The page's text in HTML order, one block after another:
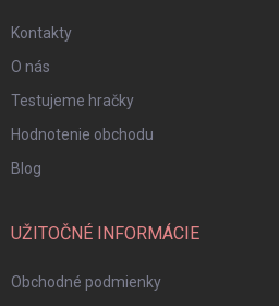
Kontakty
O nás
Testujeme hračky
Hodnotenie obchodu
Blog
UŽITOČNÉ INFORMÁCIE
Obchodné podmienky